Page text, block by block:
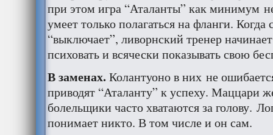
при этом игра “Аталанты” как минимум
умеет только полагаться на фланги. Когда
“выключает”, ливорнский тренер
психовать и всячески показывать свою
В заменах.Колантуоно в них не
приводят “Аталанту” к успеху. Маццари
болельщики часто хватаются за голову.
понимает никто. В том числе и он сам.